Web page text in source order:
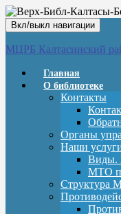
Вкл/выкл навигации
МЦРБ Калтасинский
Главная
О библиотеке
Контакты
Органы
Наши
Виды.
МТО
Структура